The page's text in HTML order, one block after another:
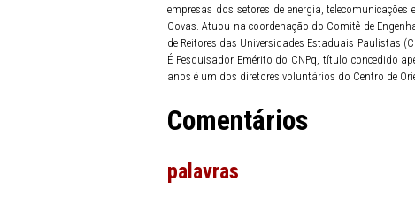
empresas dos setores de energia,
Covas. Atuou na coordenação do Comitê de
de Reitores das Universidades Estaduais Paulistas
É Pesquisador Emérito do CNPq, título concedido
anos é um dos diretores voluntários do Centro de
Comentários
palavras